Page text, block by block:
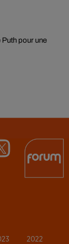
pour une
2022